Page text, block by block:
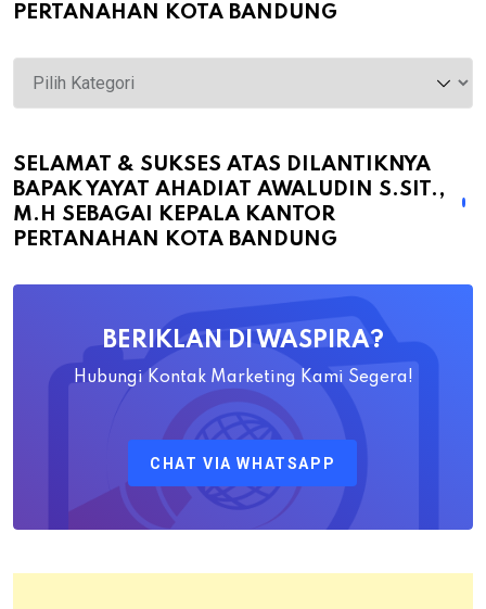
PERTANAHAN KOTA BANDUNG
Selamat
&
atas
Dilantiknya
Bapak
Ahadiat
Pertanahan
Kota
SELAMAT & SUKSES ATAS DILANTIKNYA
BAPAK YAYAT AHADIAT AWALUDIN S.SIT.,
M.H SEBAGAI KEPALA KANTOR
PERTANAHAN KOTA BANDUNG
BERIKLAN DI WASPIRA?
Hubungi Kontak Marketing Kami Segera!
CHAT VIA WHATSAPP